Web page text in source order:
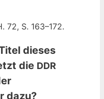
72, S. 163–172.
dieses
die DDR
dazu?